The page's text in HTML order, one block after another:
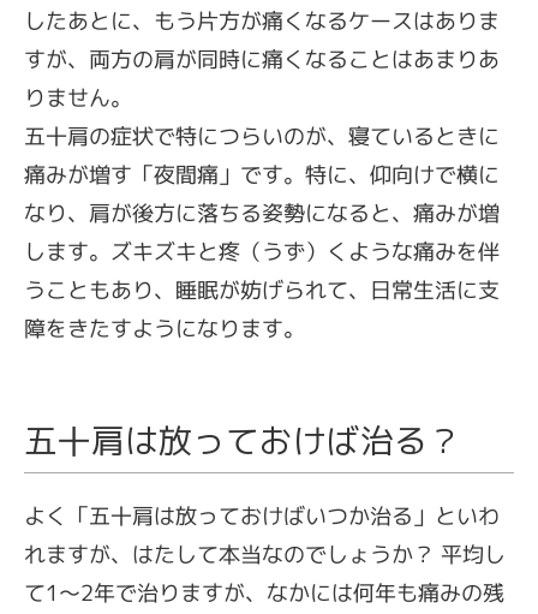
したあとに、もう片方が痛くなるケースはありま
すが、両方の肩が同時に痛くなることはあまりあ
りません。
五十肩の症状で特につらいのが、寝ているときに
痛みが増す「夜間痛」です。特に、仰向けで横に
なり、肩が後方に落ちる姿勢になると、痛みが増
します。ズキズキと疼（うず）くような痛みを伴
うこともあり、睡眠が妨げられて、日常生活に支
障をきたすようになります。
五十肩は放っておけば治る？
よく「五十肩は放っておけばいつか治る」といわ
れますが、はたして本当なのでしょうか？ 平均し
て1〜2年で治りますが、なかには何年も痛みの残